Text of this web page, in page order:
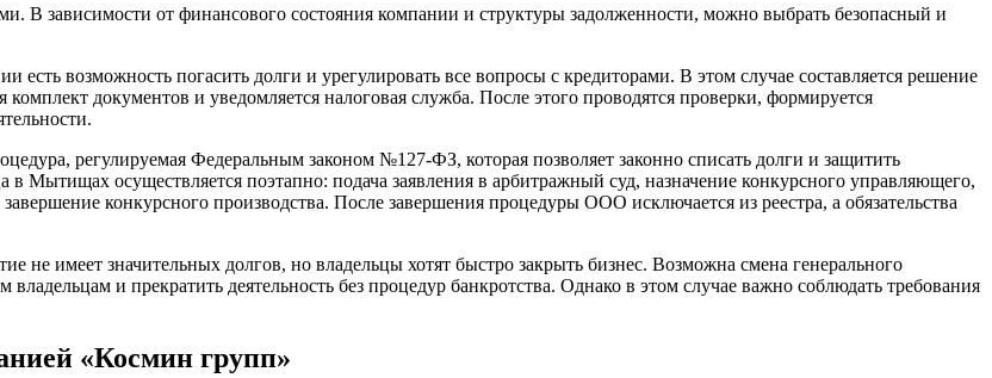
В зависимости от финансового состояния компании и структуры задолженности, можно выбрать безопасный и
возможность погасить долги и урегулировать все вопросы с кредиторами. В этом случае составляется решение
документов и уведомляется налоговая служба. После этого проводятся проверки, формируется
регулируемая Федеральным законом №127-ФЗ, которая позволяет законно списать долги и защитить
в Мытищах осуществляется поэтапно: подача заявления в арбитражный суд, назначение конкурсного управляющего,
конкурсного производства. После завершения процедуры ООО исключается из реестра, а обязательства
не имеет значительных долгов, но владельцы хотят быстро закрыть бизнес. Возможна смена генерального
и прекратить деятельность без процедур банкротства. Однако в этом случае важно соблюдать требования
«Космин групп»